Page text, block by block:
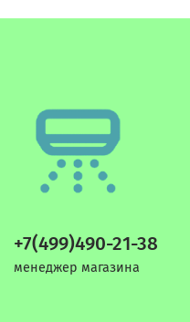
+7(499)490-21-38
менеджер магазина